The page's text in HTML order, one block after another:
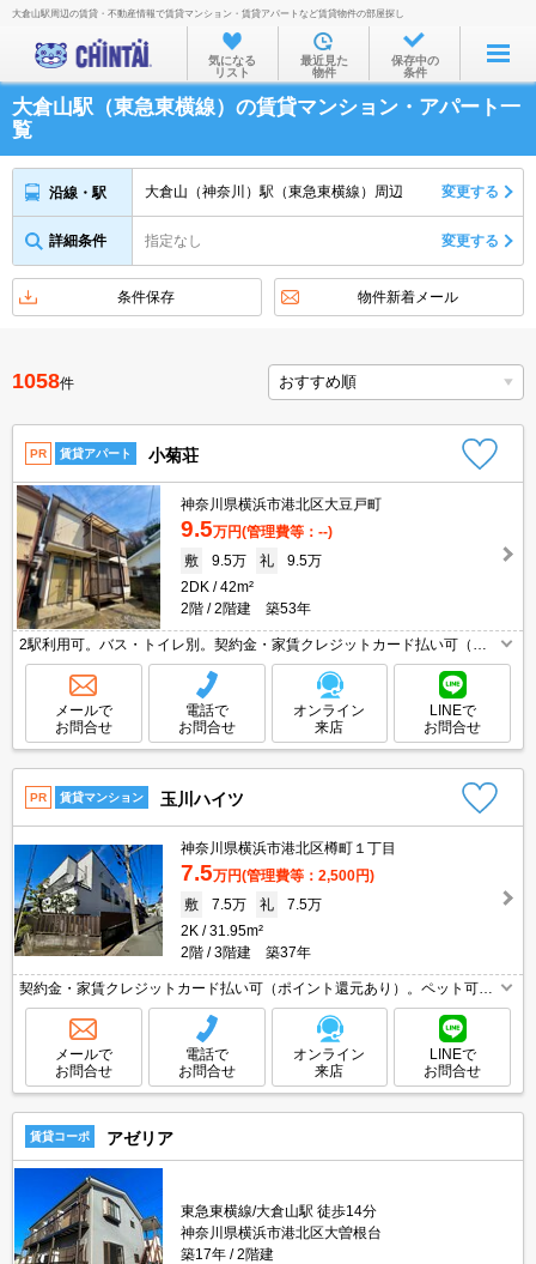
お部屋を探す
沿線・駅から
住所から
家賃相場から
不動産会社から
大倉山駅周辺の賃貸・不動産情報で賃貸マンション・賃貸アパートなど賃貸物件の部屋探し
気になる
リスト
最近見た
物件
保存中の
条件
大倉山駅（東急東横線）の賃貸マンション・アパート一
覧
沿線・駅 大倉山（神奈川）駅（東急東横線）周辺 変更する
詳細条件 指定なし 変更する
条件保存 物件新着メール
1058件
PR 賃貸アパート 小菊荘
神奈川県横浜市港北区大豆戸町
9.5万円(管理費等：--)
敷
9.5万 礼
9.5万
2DK
42m²
2階
2階建 築53年
2駅利用可。バス・トイレ別。契約金・家賃クレジットカード払い可（ポ
イント還元あり）。室内に洗濯機置場あり。仲介手数料家賃の0.55ヵ月分
(税込)。最上階。南向きで日当り良好。退去時の清掃費実費。
メールで
お問合せ
電話で
お問合せ
オンライン
来店
LINEで
お問合せ
PR 賃貸マンション 玉川ハイツ
神奈川県横浜市港北区樽町１丁目
7.5万円(管理費等：2,500円)
敷
7.5万 礼
7.5万
2K
31.95m²
2階
3階建 築37年
契約金・家賃クレジットカード払い可（ポイント還元あり）。ペット可
(犬・猫限定)。ペット飼育時敷金2ヶ月(償却2ヶ月)。経済的な都市ガス使
用。バス・トイレ別。エアコン付き。ガスコンロ設置可。
メールで
お問合せ
電話で
お問合せ
オンライン
来店
LINEで
お問合せ
賃貸コーポ アゼリア
東急東横線/大倉山駅 徒歩14分
神奈川県横浜市港北区大曽根台
築17年
2階建